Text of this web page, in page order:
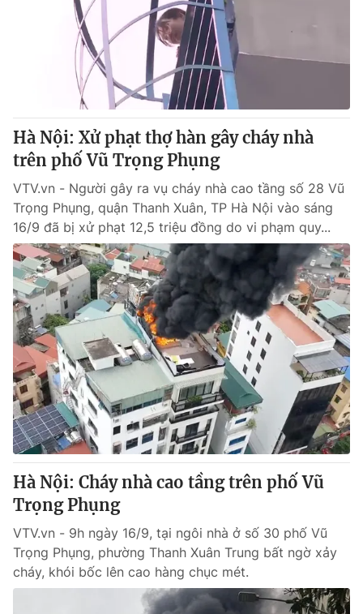
VTV Sức khoẻ Bất động sản
Thị trường 24h Tấm lòng Việt
Vươn mình bằng AI
VTV9 VTV8
Liên hệ tòa soạn English
THỜI BÁO VTV
Theo dõi báo trên
Cơ quan chủ quản:
Đài Truyền hình Việt Nam
Cơ quan báo chí:Thời báo VTV
Giấy phép hoạt động báo in và báo điện tử số 483/GP-BTTTT
cấp ngày 29/12/2023
Tổng Biên tập:Vũ Thanh Thủy
Phó Tổng Biên tập: Nguyễn Thị Mỹ Hạnh, Phạm Quốc Thắng,
Nguyễn Trọng Ninh
024.38 355 931 - 024.38 355 932
Ðiện thoại Thời báo VTV: 024.66 897 897
Email: toasoan@vtv.vn
Liên hệ quảng cáo:024-7300.7108
Hà Nội: Xử phạt thợ hàn gây cháy nhà
trên phố Vũ Trọng Phụng
VTV.vn - Người gây ra vụ cháy nhà cao tầng số 28 Vũ
Trọng Phụng, quận Thanh Xuân, TP Hà Nội vào sáng
16/9 đã bị xử phạt 12,5 triệu đồng do vi phạm quy...
Hà Nội: Cháy nhà cao tầng trên phố Vũ
Trọng Phụng
VTV.vn - 9h ngày 16/9, tại ngôi nhà ở số 30 phố Vũ
Trọng Phụng, phường Thanh Xuân Trung bất ngờ xảy
cháy, khói bốc lên cao hàng chục mét.